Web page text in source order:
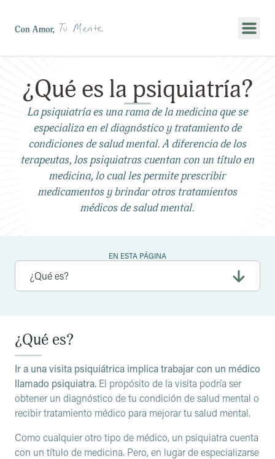
¿Qué es la psiquiatría?
La psiquiatría es una rama de la medicina que se
especializa en el diagnóstico y tratamiento de
condiciones de salud mental. A diferencia de los
terapeutas, los psiquiatras cuentan con un título en
medicina, lo cual les permite prescribir
medicamentos y brindar otros tratamientos
médicos de salud mental.
EN ESTA PÁGINA
¿Qué es?
Ir a una visita psiquiátrica implica trabajar con un médico
llamado psiquiatra. El propósito de la visita podría ser
obtener un diagnóstico de tu condición de salud mental o
recibir tratamiento médico para mejorar tu salud mental.
Como cualquier otro tipo de médico, un psiquiatra cuenta
con un título de medicina. Pero, en lugar de especializarse